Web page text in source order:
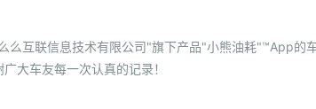
么互联信息技术有限公司"旗下产品"小熊油耗"™App的
大车友每一次认真的记录！